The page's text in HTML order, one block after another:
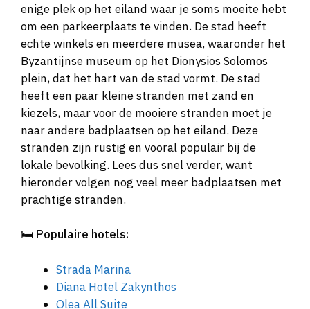
enige plek op het eiland waar je soms moeite hebt
om een parkeerplaats te vinden. De stad heeft
echte winkels en meerdere musea, waaronder het
Byzantijnse museum op het Dionysios Solomos
plein, dat het hart van de stad vormt. De stad
heeft een paar kleine stranden met zand en
kiezels, maar voor de mooiere stranden moet je
naar andere badplaatsen op het eiland. Deze
stranden zijn rustig en vooral populair bij de
lokale bevolking. Lees dus snel verder, want
hieronder volgen nog veel meer badplaatsen met
prachtige stranden.
🛏️ Populaire hotels:
Strada Marina
Diana Hotel Zakynthos
Olea All Suite